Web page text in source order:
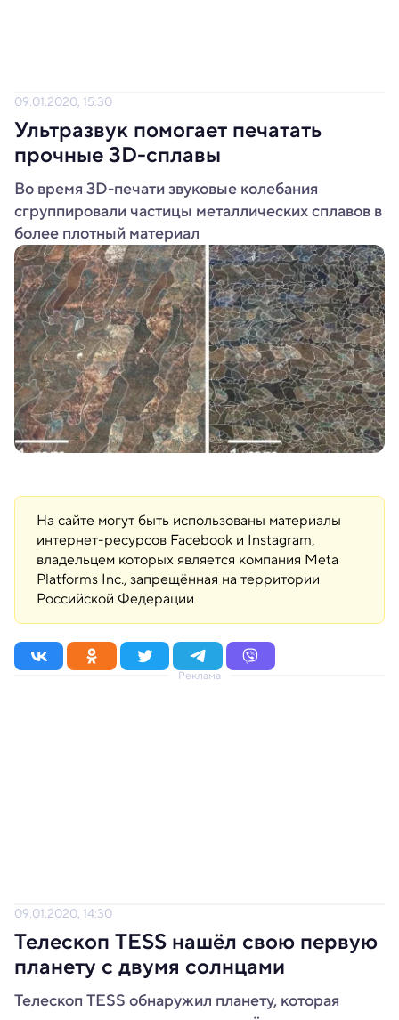
09.01.2020, 15:30
Ультразвук помогает печатать
прочные 3D-сплавы
Во время 3D-печати звуковые колебания
сгруппировали частицы металлических сплавов в
более плотный материал
На сайте могут быть использованы материалы
интернет-ресурсов Facebook и Instagram,
владельцем которых является компания Meta
Platforms Inc., запрещённая на территории
Российской Федерации
Реклама
09.01.2020, 14:30
Телескоп TESS нашёл свою первую
планету с двумя солнцами
Телескоп TESS обнаружил планету, которая